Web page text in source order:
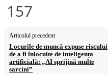
157
Articolul precedent
Locurile de muncă expuse riscului
de a fi înlocuite de inteligența
artificială: „AI sprijină multe
sarcini”